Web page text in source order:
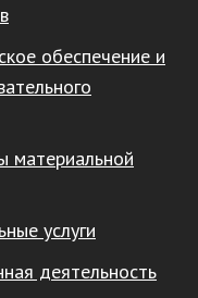
обеспечение и
материальной
услуги
деятельность